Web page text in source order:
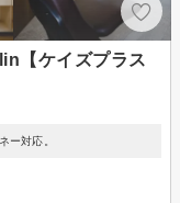
【ケイズプラス
ー対応。